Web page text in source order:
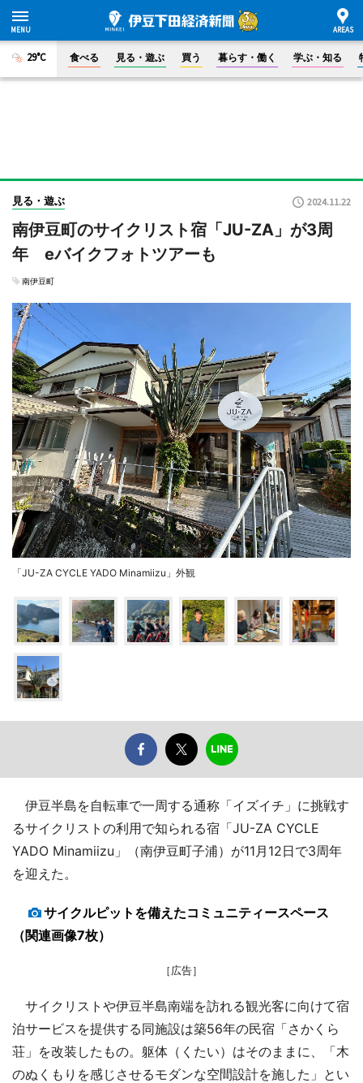
29°C 食べる 見る・遊ぶ 買う 暮らす・働く 学ぶ・知る
見る・遊ぶ 2024.11.22
南伊豆町のサイクリスト宿「JU-ZA」が3周
年 eバイクフォトツアーも
南伊豆町
「JU-ZA CYCLE YADO Minamiizu」外観
伊豆半島を自転車で一周する通称「イズイチ」に挑戦す
るサイクリストの利用で知られる宿「JU-ZA CYCLE
YADO Minamiizu」（南伊豆町子浦）が11月12日で3周年
を迎えた。
サイクルピットを備えたコミュニティースペース
（関連画像7枚）
［広告］
サイクリストや伊豆半島南端を訪れる観光客に向けて宿
泊サービスを提供する同施設は築56年の民宿「さかくら
荘」を改装したもの。躯体（くたい）はそのままに、「木
のぬくもりを感じさせるモダンな空間設計を施した」とい